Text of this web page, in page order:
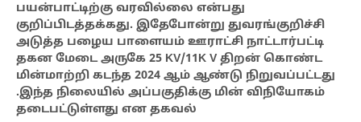
பயன்பாட்டிற்கு வரவில்லை என்பது
குறிப்பிடத்தக்கது. இதேபோன்று துவரங்குறிச்சி
அடுத்த பழைய பாளையம் ஊராட்சி நாட்டார்பட்டி
தகன மேடை அருகே 25 KV/11K V திறன் கொண்ட
மின்மாற்றி கடந்த 2024 ஆம் ஆண்டு நிறுவப்பட்டது
.இந்த நிலையில் அப்பகுதிக்கு மின் விநியோகம்
தடைபட்டுள்ளது என தகவல்